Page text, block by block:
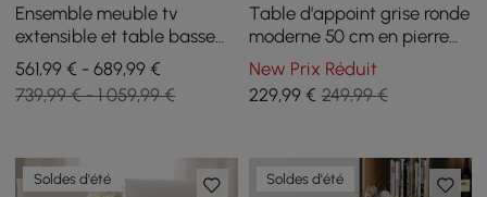
Ensemble meuble tv
extensible et table basse
emboîtable Fero en noyer
561,99 € - 689,99 €
739,99 € - 1 059,99 €
Table d'appoint grise ronde
moderne 50 cm en pierre
frittée, à 2 niveaux
New Prix Réduit
229,99€ 249,99 €
Soldes d'été Soldes d'été